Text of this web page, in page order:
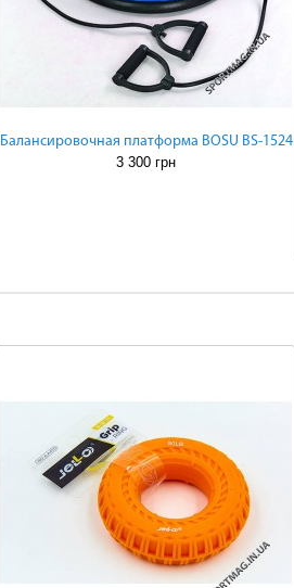
Балансировочная платформа BOSU BS-1524
3 300 грн